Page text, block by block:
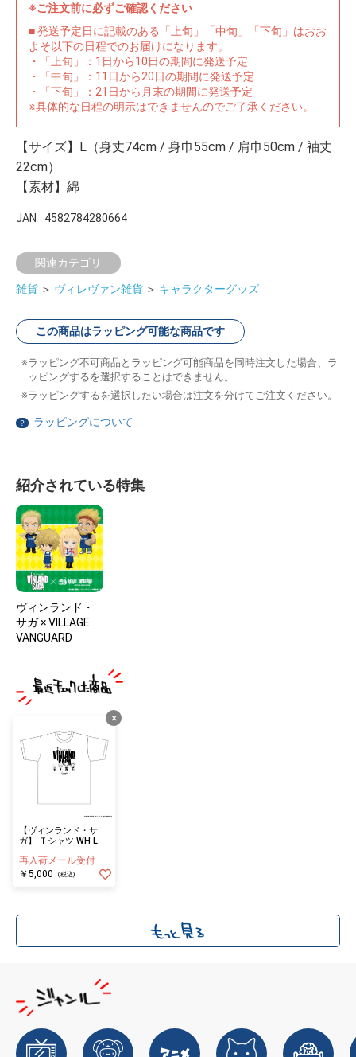
※ご注文前に必ずご確認ください
■ 発送予定日に記載のある「上旬」「中旬」「下旬」はおお
よそ以下の日程でのお届けになります。
・「上旬」：1日から10日の期間に発送予定
・「中旬」：11日から20日の期間に発送予定
・「下旬」：21日から月末の期間に発送予定
※具体的な日程の明示はできませんのでご了承ください。
【サイズ】L（身丈74cm / 身巾55cm / 肩巾50cm / 袖丈
22cm）
【素材】綿
JAN 4582784280664
関連カテゴリ
雑貨 ＞ ヴィレヴァン雑貨 ＞ キャラクターグッズ
この商品はラッピング可能な商品です
ラッピング不可商品とラッピング可能商品を同時注文した場合、ラ
ッピングするを選択することはできません。
ラッピングするを選択したい場合は注文を分けてご注文ください。
？ ラッピングについて
紹介されている特集
ヴィンランド・
サガ × VILLAGE
VANGUARD
×
【ヴィンランド・サ
ガ】 Ｔシャツ WH L
再入荷メール受付
￥5,000
(税込)
イラストレ
ーター
アダルトグ
ッズ